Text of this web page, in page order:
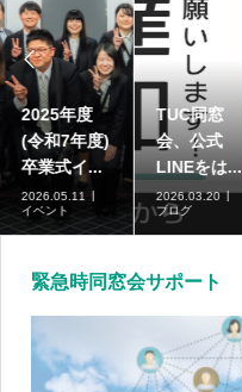

2025年度
(令和7年度)
卒業式イ...
2026.05.11
イベント
TUC同窓
会、公式
LINEをは...
2026.03.20
ブログ
緊急時同窓会サポート